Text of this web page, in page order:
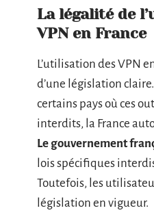
La légalité de
VPN en France
L’utilisation des VPN
d’une législation
certains pays où ces
interdits, la France
Le gouvernement
lois spécifiques
Toutefois, les
législation en vigueur.